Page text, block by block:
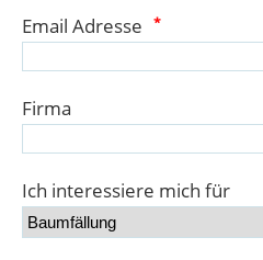
Email Adresse *
Firma
Ich interessiere mich für